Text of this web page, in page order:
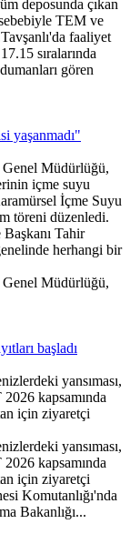
deposunda çıkan
TEM ve
faaliyet
sıralarında
gören
yaşanmadı"
Müdürlüğü,
içme suyu
İçme Suyu
töreni düzenledi.
Tahir
herhangi bir
Müdürlüğü,
başladı
yansıması,
kapsamında
için ziyaretçi
yansıması,
kapsamında
için ziyaretçi
Komutanlığı'nda
Bakanlığı...